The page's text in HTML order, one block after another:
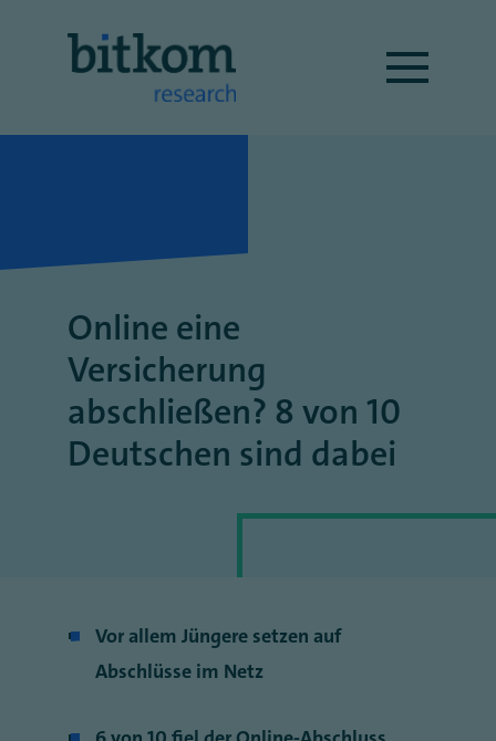
Online eine
Versicherung
abschließen? 8 von 10
Deutschen sind dabei
Vor allem Jüngere setzen auf
Abschlüsse im Netz